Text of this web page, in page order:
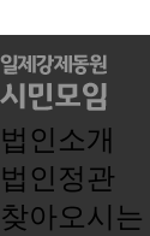
법인소개
법인정관
찾아오시는